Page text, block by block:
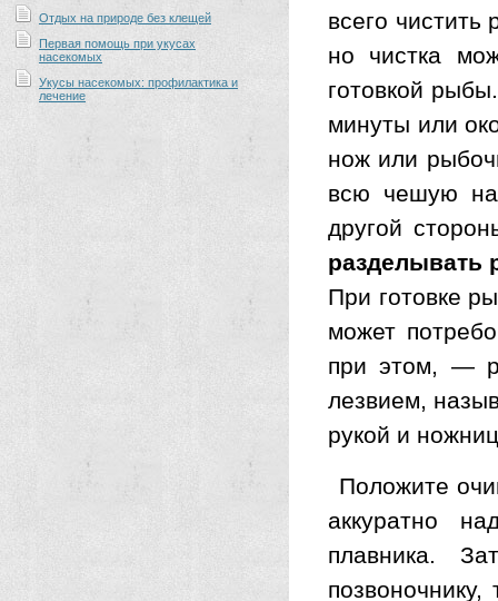
Отдых на природе без клещей
Первая помощь при укусах
насекомых
Укусы насекомых: профилактика и
лечение
всего
но чистка
готовкой
минуты или
нож или
всю чешую на
другой
разделывать
При готовке
может
при этом, —
лезвием,
рукой и
Положите
аккуратно
плавника.